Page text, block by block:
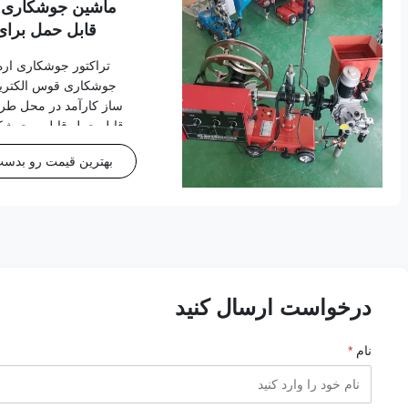
ماشین جوشکاری
قابل حمل
تراکتور جوشکاری
جوشکاری قوس
ساز کارآمد در محل
قابل حمل قابلیت
سبک قابل حمل
بهترین قیمت رو
درخواست ارسال کنید
نام *